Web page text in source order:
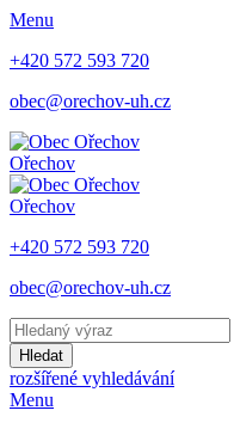
Menu
+420 572 593 720
obec@orechov-uh.cz
Ořechov
Ořechov
+420 572 593 720
obec@orechov-uh.cz
Hledat
rozšířené vyhledávání
Menu